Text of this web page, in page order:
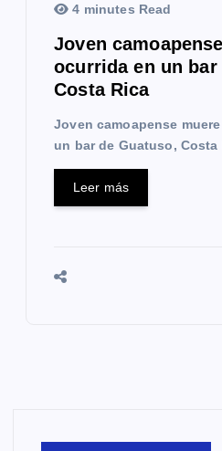
4 minutes Read
Joven
ocurrida en un bar
Costa Rica
Joven camoapense
un bar de Guatuso, Costa
Leer más